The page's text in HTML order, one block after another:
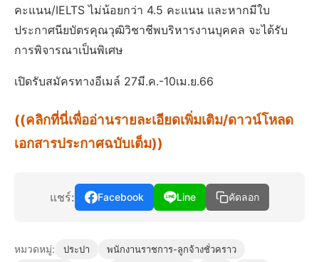
คะแนน/IELTS ไม่น้อยกว่า 4.5 คะแนน และหากมีใบ
ประกาศนียบัตรคุณวุฒิวิชาชีพบริหารงานบุคคล จะได้รับ
การพิจารณาเป็นพิเศษ
เปิดรับสมัครทางอีเมล์ 27มี.ค.-10เม.ย.66
((คลิกที่นี่เพื่ออ่านรายละเอียดเพิ่มเติม/ดาวน์โหลด
เอกสารประกาศฉบับเต็ม))
แชร์: Facebook Line คัดลอก
หมวดหมู่: ประปา
พนักงานราชการ-ลูกจ้างชั่วคราว